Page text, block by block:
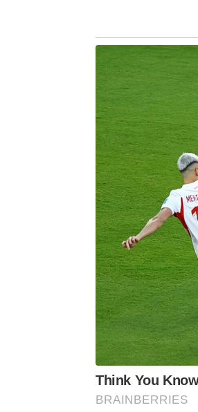
Think You
BRAINBERRIES